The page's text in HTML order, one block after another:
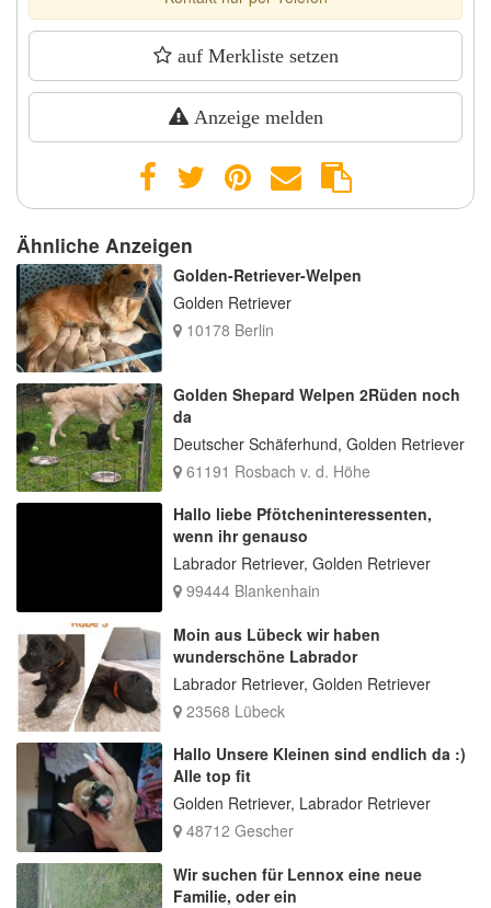
auf Merkliste setzen
Anzeige melden
Ähnliche Anzeigen
Golden-Retriever-Welpen
Golden Retriever
10178 Berlin
Golden Shepard Welpen 2Rüden noch
da
Deutscher Schäferhund, Golden Retriever
61191 Rosbach v. d. Höhe
Hallo liebe Pfötcheninteressenten,
wenn ihr genauso
Labrador Retriever, Golden Retriever
99444 Blankenhain
Moin aus Lübeck wir haben
wunderschöne Labrador
Labrador Retriever, Golden Retriever
23568 Lübeck
Hallo Unsere Kleinen sind endlich da :)
Alle top fit
Golden Retriever, Labrador Retriever
48712 Gescher
Wir suchen für Lennox eine neue
Familie, oder ein